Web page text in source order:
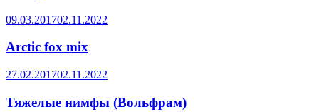
09.03.201702.11.2022
Arctic fox mix
27.02.201702.11.2022
Тяжелые нимфы (Вольфрам)